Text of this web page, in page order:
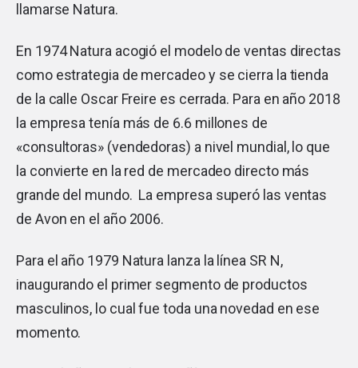
llamarse Natura.
En 1974 Natura acogió el modelo de ventas directas
como estrategia de mercadeo y se cierra la tienda
de la calle Oscar Freire es cerrada. Para en año 2018
la empresa tenía más de 6.6 millones de
«consultoras» (vendedoras) a nivel mundial, lo que
la convierte en la red de mercadeo directo más
grande del mundo. La empresa superó las ventas
de Avon en el año 2006.
Para el año 1979 Natura lanza la línea SR N,
inaugurando el primer segmento de productos
masculinos, lo cual fue toda una novedad en ese
momento.